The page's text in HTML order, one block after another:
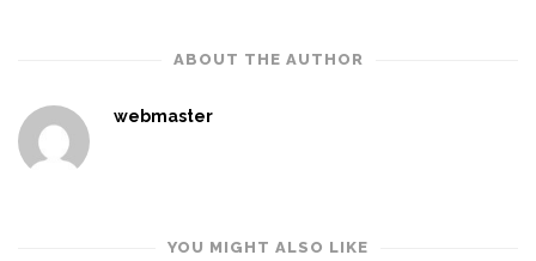
ABOUT THE AUTHOR
webmaster
YOU MIGHT ALSO LIKE